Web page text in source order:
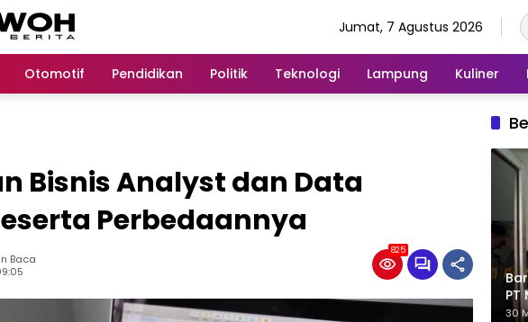
Jumat, 7 Agustus 2026
Otomotif Pendidikan Politik Teknologi Lampung Kuliner
Bisnis Analyst dan Data
Perbedaannya
Baca
825
PT
30